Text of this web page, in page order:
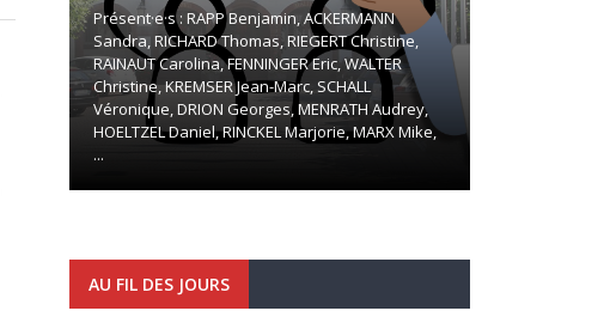
Présent·e·s : RAPP Benjamin, ACKERMANN
Sandra, RICHARD Thomas, RIEGERT Christine,
RAINAUT Carolina, FENNINGER Eric, WALTER
Christine, KREMSER Jean-Marc, SCHALL
Véronique, DRION Georges, MENRATH Audrey,
HOELTZEL Daniel, RINCKEL Marjorie, MARX Mike,
...
AU FIL DES JOURS